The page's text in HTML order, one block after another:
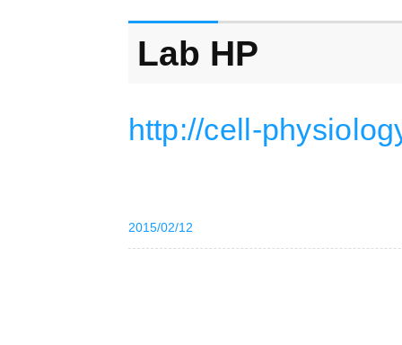
Lab HP
http://cell-
2015/02/12